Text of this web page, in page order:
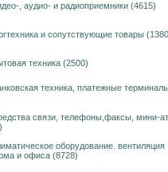
, аудио- и радиоприемники (4615)
и сопутствующие товары
техника (2500)
техника, платежные
связи, телефоны,факсы, мини-
оборудование. вентиляция
и офиса (8728)